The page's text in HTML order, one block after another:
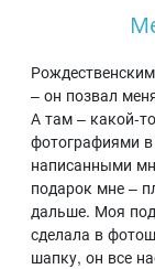
– он позвал
А там – какой-
фотографиями
написанными
подарок мне –
дальше. Моя
сделала в
шапку, он все